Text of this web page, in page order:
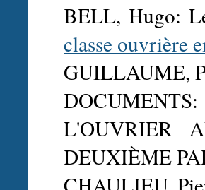
BELL, Hugo:
classe ouvrière
GUILLAUME,
DOCUMENTS:
L'OUVRIER
DEUXIÈME